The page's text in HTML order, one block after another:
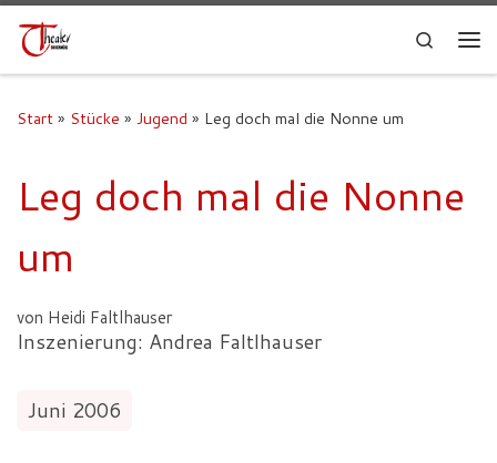
Search
Start» Stücke » Jugend » Leg doch mal die Nonne um
Leg doch mal die Nonne
um
von Heidi Faltlhauser
Inszenierung: Andrea Faltlhauser
Juni 2006